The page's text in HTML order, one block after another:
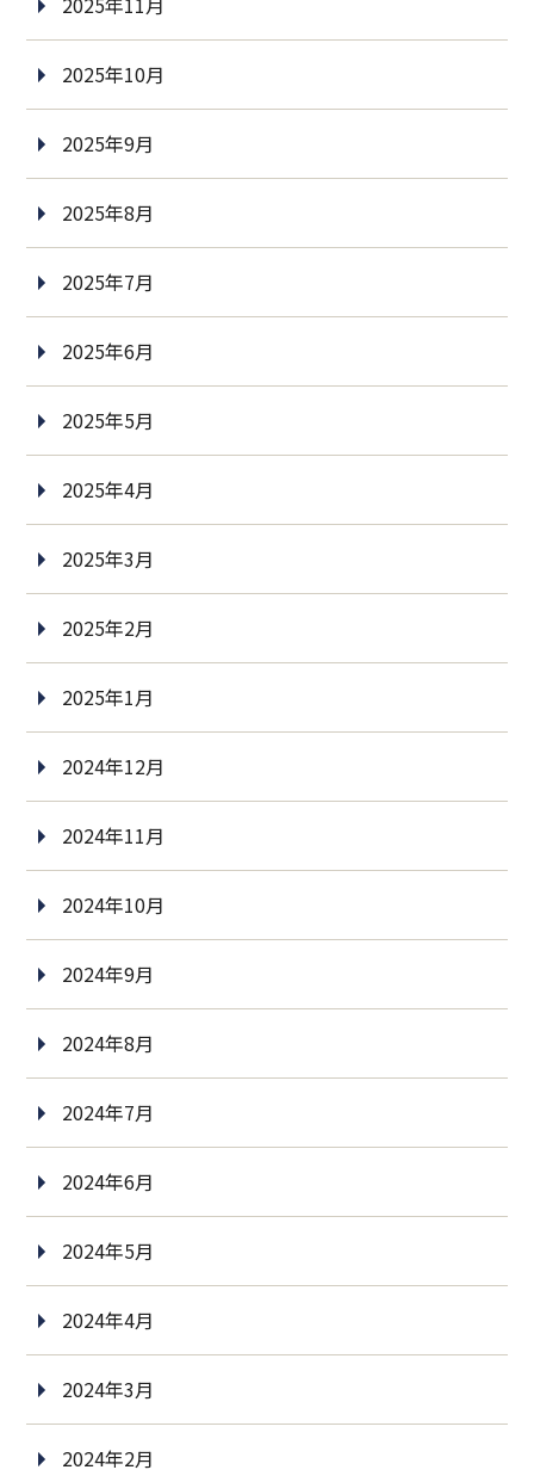
2025年10月
2025年9月
2025年8月
2025年7月
2025年6月
2025年5月
2025年4月
2025年3月
2025年2月
2025年1月
2024年12月
2024年11月
2024年10月
2024年9月
2024年8月
2024年7月
2024年6月
2024年5月
2024年4月
2024年3月
2024年2月